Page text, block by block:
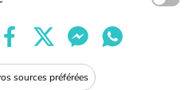
sources préférées